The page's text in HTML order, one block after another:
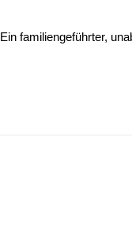
Ein familiengeführter,